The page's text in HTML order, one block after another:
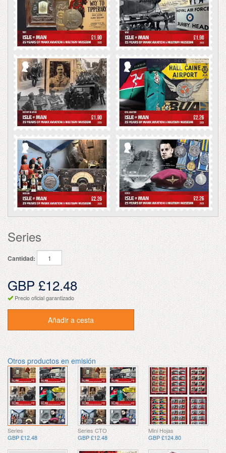
Series
Cantidad:
GBP £12.48
Precio oficial garantizado
Añadir a cesta
Otros productos en emisión
Series
GBP £12.48
Series CTO
GBP £12.48
Mini Hojas
GBP £124.80